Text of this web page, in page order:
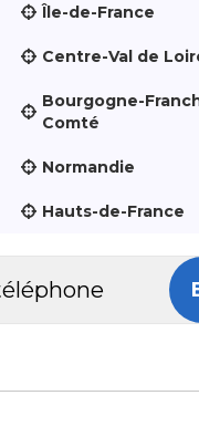
Île-de-France
Centre-Val de
Bourgogne-
Comté
Normandie
Hauts-de-France